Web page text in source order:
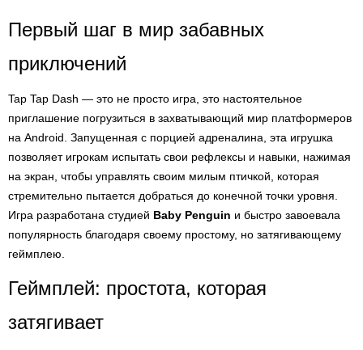
Первый шаг в мир забавных
приключений
Tap Tap Dash — это не просто игра, это настоятельное
приглашение погрузиться в захватывающий мир платформеров
на Android. Запущенная с порцией адреналина, эта игрушка
позволяет игрокам испытать свои рефлексы и навыки, нажимая
на экран, чтобы управлять своим милым птичкой, которая
стремительно пытается добраться до конечной точки уровня.
Игра разработана студией Baby Penguin и быстро завоевала
популярность благодаря своему простому, но затягивающему
геймплею.
Геймплей: простота, которая
затягивает